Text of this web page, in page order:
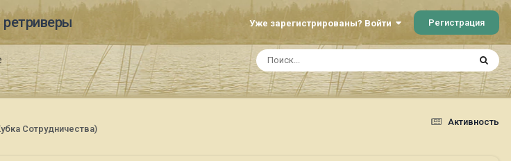
Уже зарегистрированы? Войти Регистрация
Активность
Сотрудничества)